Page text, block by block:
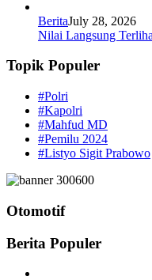
BeritaJuly 28, 2026
Nilai Langsung
Topik Populer
#Polri
#Kapolri
#Mahfud MD
#Pemilu 2024
#Listyo Sigit Prabowo
Otomotif
Berita Populer